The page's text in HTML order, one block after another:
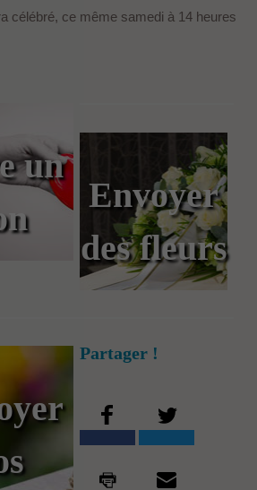
célébré, ce même samedi à 14 heures
un
Envoyer
des fleurs
Partager !